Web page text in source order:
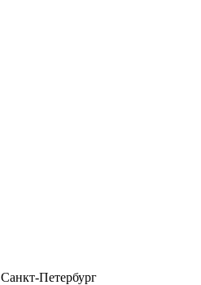
Санкт-Петербург